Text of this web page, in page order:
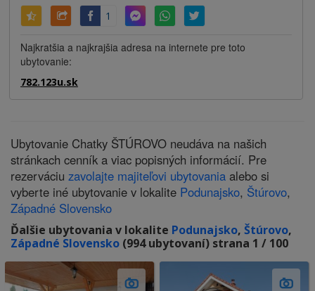
1
Najkratšia a najkrajšia adresa na internete pre toto
ubytovanie:
782.123u.sk
Ubytovanie Chatky ŠTÚROVO neudáva na našich
stránkach cenník a viac popisných informácií. Pre
rezerváciu zavolajte majiteľovi ubytovania alebo si
vyberte iné ubytovanie v lokalite Podunajsko, Štúrovo,
Západné Slovensko
Ďalšie ubytovania v lokalite Podunajsko, Štúrovo,
Západné Slovensko (994 ubytovaní) strana 1 / 100